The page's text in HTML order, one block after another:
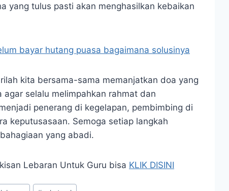
yang tulus pasti akan menghasilkan kebaikan
bayar hutang puasa bagaimana solusinya
kita bersama-sama memanjatkan doa yang
agar selalu melimpahkan rahmat dan
penerang di kegelapan, pembimbing di
keputusasaan. Semoga setiap langkah
yang abadi.
Lebaran Untuk Guru bisa KLIK DISINI